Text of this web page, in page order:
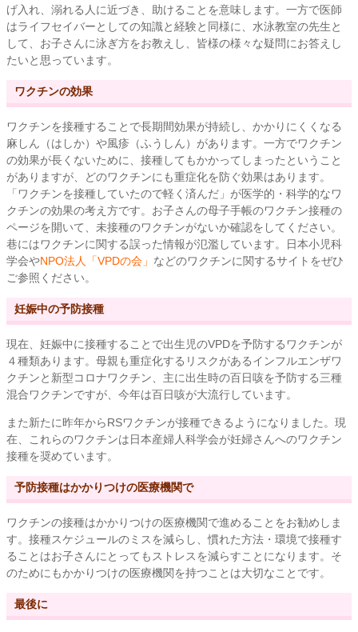
げ入れ、溺れる人に近づき、助けることを意味します。一方で医師
はライフセイバーとしての知識と経験と同様に、水泳教室の先生と
して、お子さんに泳ぎ方をお教えし、皆様の様々な疑問にお答えし
たいと思っています。
ワクチンの効果
ワクチンを接種することで長期間効果が持続し、かかりにくくなる
麻しん（はしか）や風疹（ふうしん）があります。一方でワクチン
の効果が長くないために、接種してもかかってしまったということ
がありますが、どのワクチンにも重症化を防ぐ効果はあります。
「ワクチンを接種していたので軽く済んだ」が医学的・科学的なワ
クチンの効果の考え方です。お子さんの母子手帳のワクチン接種の
ページを開いて、未接種のワクチンがないか確認をしてください。
巷にはワクチンに関する誤った情報が氾濫しています。日本小児科
学会やNPO法人「VPDの会」 などのワクチンに関するサイトをぜひ
ご参照ください。
妊娠中の予防接種
現在、妊娠中に接種することで出生児のVPDを予防するワクチンが
４種類あります。母親も重症化するリスクがあるインフルエンザワ
クチンと新型コロナワクチン、主に出生時の百日咳を予防する三種
混合ワクチンですが、今年は百日咳が大流行しています。
また新たに昨年からRSワクチンが接種できるようになりました。現
在、これらのワクチンは日本産婦人科学会が妊婦さんへのワクチン
接種を奨めています。
予防接種はかかりつけの医療機関で
ワクチンの接種はかかりつけの医療機関で進めることをお勧めしま
す。接種スケジュールのミスを減らし、慣れた方法・環境で接種す
ることはお子さんにとってもストレスを減らすことになります。そ
のためにもかかりつけの医療機関を持つことは大切なことです。
最後に